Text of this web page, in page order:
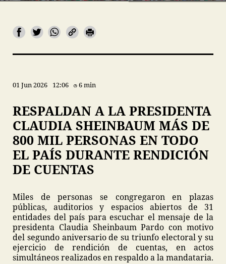
01 Jun 2026 12:06 6 min
RESPALDAN A LA PRESIDENTA
CLAUDIA SHEINBAUM MÁS DE
800 MIL PERSONAS EN TODO
EL PAÍS DURANTE RENDICIÓN
DE CUENTAS
Miles de personas se congregaron en plazas
públicas, auditorios y espacios abiertos de 31
entidades del país para escuchar el mensaje de la
presidenta Claudia Sheinbaum Pardo con motivo
del segundo aniversario de su triunfo electoral y su
ejercicio de rendición de cuentas, en actos
simultáneos realizados en respaldo a la mandataria.